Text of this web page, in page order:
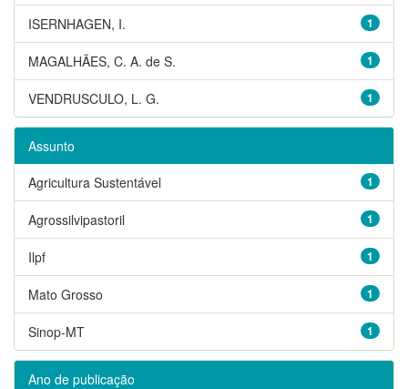
1
ISERNHAGEN, I.
1
MAGALHÃES, C. A. de S.
1
VENDRUSCULO, L. G.
Assunto
1
Agricultura Sustentável
1
Agrossilvipastoril
1
Ilpf
1
Mato Grosso
1
Sinop-MT
Ano de publicação